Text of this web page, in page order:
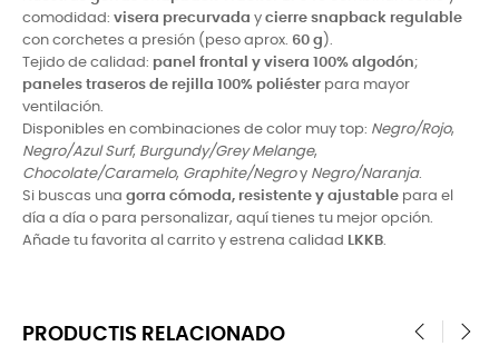
comodidad: visera precurvada y cierre snapback regulable
con corchetes a presión (peso aprox. 60 g ).
Tejido de calidad: panel frontal y visera 100% algodón;
paneles traseros de rejilla 100% poliéster para mayor
ventilación.
Disponibles en combinaciones de color muy top: Negro/Rojo,
Negro/Azul Surf, Burgundy/Grey Melange,
Chocolate/Caramelo, Graphite/Negroy Negro/Naranja.
Si buscas una gorra cómoda, resistente y ajustable para el
día a día o para personalizar, aquí tienes tu mejor opción.
Añade tu favorita al carrito y estrena calidad LKKB.
PRODUCTIS RELACIONADO